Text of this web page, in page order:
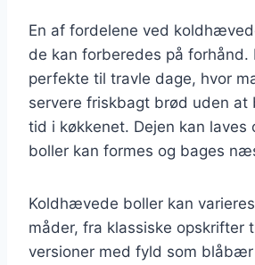
En af fordelene ved
de kan forberedes på forhånd.
perfekte til travle dage, hvor
servere friskbagt brød uden at
tid i køkkenet. Dejen kan laves
boller kan formes og bages
Koldhævede boller kan
måder, fra klassiske opskrifter
versioner med fyld som